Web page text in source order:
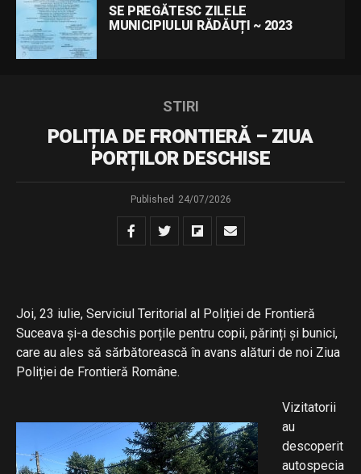
SE PREGĂTESC ZILELE
MUNICIPIULUI RĂDĂUȚI ~ 2023
STIRI
POLIȚIA DE FRONTIERĂ – ZIUA
PORȚILOR DESCHISE
Published 24/07/2026
Joi, 23 iulie, Serviciul Teritorial al Poliției de Frontieră
Suceava și-a deschis porțile pentru copii, părinți și bunici,
care au ales să sărbătorească în avans alături de noi Ziua
Poliției de Frontieră Române.
Vizitatorii
au
descoperit
autospecia